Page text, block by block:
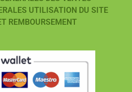
UTILISATION DU SITE
REMBOURSEMENT